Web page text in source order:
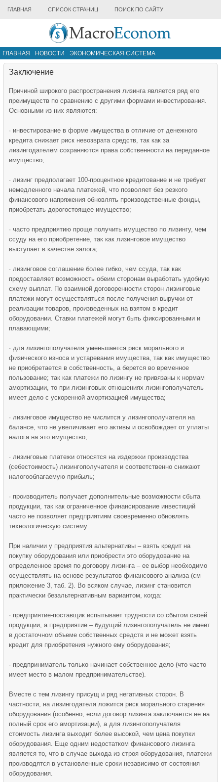
ГЛАВНАЯ СПИСОК СТРАНИЦ ПОИСК ПО САЙТУ
ГЛАВНАЯ НОВОСТИ
ЭКОНОМИЧЕСКАЯ СИСТЕМА
ИНФРАСТРУКТУРА РЫНКА
Заключение
Причиной широкого распространения лизинга является ряд его
преимуществ по сравнению с другими формами инвестирования.
Основными из них являются:
· инвестирование в форме имущества в отличие от денежного
кредита снижает риск невозврата средств, так как за
лизингодателем сохраняются права собственности на переданное
имущество;
· лизинг предполагает 100-процентное кредитование и не требует
немедленного начала платежей, что позволяет без резкого
финансового напряжения обновлять производственные фонды,
приобретать дорогостоящее имущество;
· часто предприятию проще получить имущество по лизингу, чем
ссуду на его приобретение, так как лизинговое имущество
выступает в качестве залога;
· лизинговое соглашение более гибко, чем ссуда, так как
предоставляет возможность обеим сторонам выработать удобную
схему выплат. По взаимной договоренности сторон лизинговые
платежи могут осуществляться после получения выручки от
реализации товаров, произведенных на взятом в кредит
оборудовании. Ставки платежей могут быть фиксированными и
плавающими;
· для лизингополучателя уменьшается риск морального и
физического износа и устаревания имущества, так как имущество
не приобретается в собственность, а берется во временное
пользование; так как платежи по лизингу не привязаны к нормам
амортизации, то при лизинговых отношениях лизингополучатель
имеет дело с ускоренной амортизацией имущества;
· лизинговое имущество не числится у лизингополучателя на
балансе, что не увеличивает его активы и освобождает от уплаты
налога на это имущество;
· лизинговые платежи относятся на издержки производства
(себестоимость) лизингополучателя и соответственно снижают
налогооблагаемую прибыль;
· производитель получает дополнительные возможности сбыта
продукции, так как ограниченное финансирование инвестиций
часто не позволяет предприятиям своевременно обновлять
технологическую систему.
При наличии у предприятия альтернативы – взять кредит на
покупку оборудования или приобрести это оборудование на
определенное время по договору лизинга – ее выбор необходимо
осуществлять на основе результатов финансового анализа (см
приложение 3, таб. 2). Во всяком случае, лизинг становится
практически безальтернативным вариантом, когда:
· предприятие-поставщик испытывает трудности со сбытом своей
продукции, а предприятие – будущий лизингополучатель не имеет
в достаточном объеме собственных средств и не может взять
кредит для приобретения нужного ему оборудования;
· предприниматель только начинает собственное дело (что часто
имеет место в малом предпринимательстве).
Вместе с тем лизингу присущ и ряд негативных сторон. В
частности, на лизингодателя ложится риск морального старения
оборудования (особенно, если договор лизинга заключается не на
полный срок его амортизации), а для лизингополучателя
стоимость лизинга выходит более высокой, чем цена покупки
оборудования. Еще одним недостатком финансового лизинга
является то, что в случае выхода из строя оборудования, платежи
производятся в установленные сроки независимо от состояния
оборудования.